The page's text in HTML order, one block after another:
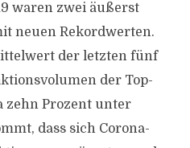
waren zwei äußerst
neuen Rekordwerten.
der letzten fünf
der Top-
zehn Prozent unter
dass sich Corona-